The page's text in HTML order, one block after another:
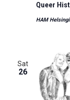
Queer
HAM
Sat
26